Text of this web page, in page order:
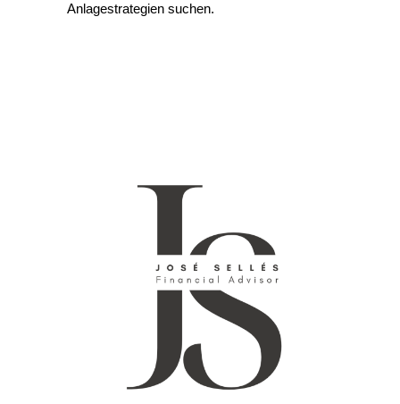
Anlagestrategien suchen.